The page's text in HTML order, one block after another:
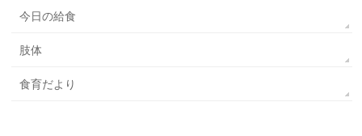
今日の給食
肢体
食育だより